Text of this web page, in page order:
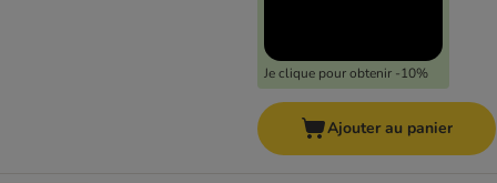
Je clique pour obtenir -10%
Ajouter au panier